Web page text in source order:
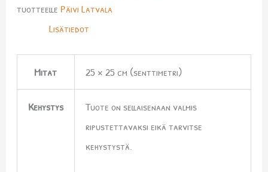
tuotteelle Päivi Latvala
Lisätiedot
Mitat 25 × 25 cm (senttimetri)
Kehystys
Tuote on sellaisenaan valmis
ripustettavaksi eikä tarvitse
kehystystä.